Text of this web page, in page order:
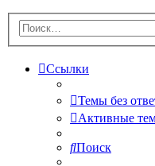
Ссылки
Темы без
Активные
Поиск